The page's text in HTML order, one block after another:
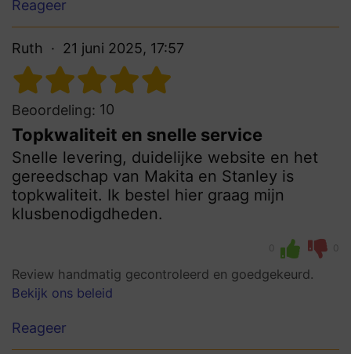
Reageer
Ruth 21 juni 2025, 17:57
Beoordeling: 10
Topkwaliteit en snelle service
Snelle levering, duidelijke website en het
gereedschap van Makita en Stanley is
topkwaliteit. Ik bestel hier graag mijn
klusbenodigdheden.
0 0
Review handmatig gecontroleerd en goedgekeurd.
Bekijk ons beleid
Reageer